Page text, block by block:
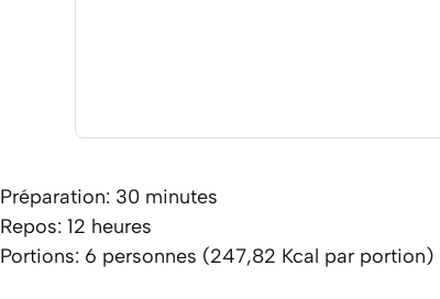
Préparation: 30 minutes
Repos: 12 heures
Portions: 6 personnes (247,82 Kcal par portion)